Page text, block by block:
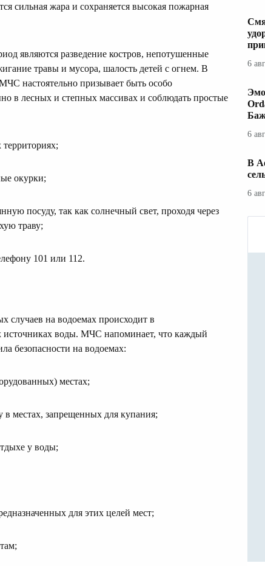
сильная жара и сохраняется высокая пожарная
являются разведение костров, непотушенные
травы и мусора, шалость детей с огнем. В
настоятельно призывает быть особо
в лесных и степных массивах и соблюдать простые
окурки;
посуду, так как солнечный свет, проходя через
траву;
101 или 112.
случаев на водоемах происходит в
воды. МЧС напоминает, что каждый
безопасности на водоемах:
местах;
в местах, запрещенных для купания;
у воды;
для этих целей мест;
6
6
В
6